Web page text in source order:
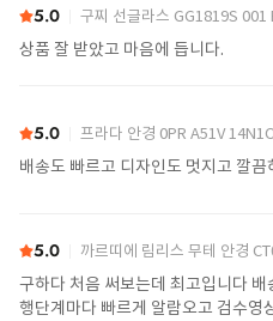
5.0 구찌 선글라스 GG1819S 001
상품 잘 받았고 마음에 듭니다.
5.0 프라다 안경 0PR A51V
배송도 빠르고 디자인도 멋지고 깔
5.0 까르띠에 림리스 무테 안경 CT0594O 002
구하다 처음 써보는데 최고입니다 배
행단계마다 빠르게 알람오고 검수영